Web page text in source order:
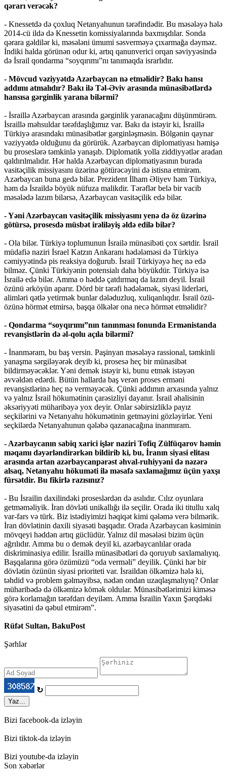
qərarı verəcək?
- Knessetdə də çoxluq Netanyahunun tərəfindədir. Bu məsələyə hələ
2014-cü ildə də Knessetin komissiyalarında baxmışdılar. Sonda
qərara gəldilər ki, məsələni ümumi səsverməyə çıxarmağa dəyməz.
İndiki halda görünən odur ki, artıq qanunverici orqan səviyyəsində
də İsrail qondarma “soyqırımı”nı tanımaqda israrlıdır.
- Mövcud vəziyyətdə Azərbaycan nə etməlidir? Bakı hansı
addımı atmalıdır? Bakı ilə Təl-Əviv arasında münasibətlərdə
hansısa gərginlik yarana bilərmi?
- İsraillə Azərbaycan arasında gərginlik yaranacağını düşünmürəm.
İsraillə məhsuldar tərəfdaşlığımız var. Bakı da istəyir ki, İsraillə
Türkiyə arasındakı münasibətlər gərginləşməsin. Bölgənin qaynar
vəziyyətdə olduğunu da görürük. Azərbaycan diplomatiyası həmişə
bu proseslərə təmkinlə yanaşıb. Diplomatik yolla ziddiyyətlər aradan
qaldırılmalıdır. Hər halda Azərbaycan diplomatiyasının burada
vasitəçilik missiyasını üzərinə götürəcəyini də istisna etmirəm.
Azərbaycan buna gedə bilər. Prezident İlham Əliyev həm Türkiyə,
həm də İsraildə böyük nüfuza malikdir. Tərəflər belə bir vacib
məsələdə lazım bilərsə, Azərbaycan vasitəçilik edə bilər.
- Yəni Azərbaycan vasitəçilik missiyasını yenə də öz üzərinə
götürsə, prosesdə müsbət irəliləyiş əldə edilə bilər?
- Ola bilər. Türkiyə toplumunun İsrailə münasibəti çox sərtdir. İsrail
müdafiə naziri İsrael Katzın Ankaranı hədələməsi də Türkiyə
cəmiyyətində pis reaksiya doğurub. İsrail Türkiyəyə heç nə edə
bilməz. Çünki Türkiyənin potensialı daha böyükdür. Türkiyə isə
İsrailə edə bilər. Amma o həddə çatdırmaq da lazım deyil. İsrail
özünü ərköyün aparır. Dörd bir tərəfi hədələmək, siyasi liderləri,
alimləri qətlə yetirmək bunlar dələduzluq, xuliqanlıqdır. İsrail özü-
özünə hörmət etmirsə, başqa ölkələr ona necə hörmət etməlidir?
- Qondarma “soyqırımı”nın tanınması fonunda Ermənistanda
revanşistlərin də əl-qolu açıla bilərmi?
- İnanməram, bu baş versin. Paşinyan məsələyə rassional, təmkinli
yanaşma sərgiləyərək deyib ki, prosesə heç bir münasibət
bildirməyəcəklər. Yəni demək istəyir ki, bunu etmək istəyən
əvvəldən edərdi. Bütün hallarda baş verən proses erməni
revanşistlərinə heç nə verməyəcək. Çünki addımın arxasında yalnız
və yalnız İsrail hökumətinin çarəsizliyi dayanır. İsrail əhalisinin
əksəriyyəti müharibəyə yox deyir. Onlar səbirsizliklə payız
seçkilərini və Netanyahu hökumətinin getməyini gözləyirlər. Yeni
seçkilərdə Netanyahunun qələbə qazanacağına inanmıram.
- Azərbaycanın sabiq xarici işlər naziri Tofiq Zülfüqarov həmin
məqamı dəyərləndirərkən bildirib ki, bu, İranın siyasi elitası
arasında artan azərbaycanpərəst əhval-ruhiyyəni də nəzərə
alsaq, Netanyahu hökuməti ilə məsafə saxlamağımız üçün yaxşı
fürsətdir. Bu fikirlə razısınız?
- Bu İsrailin daxilindəki proseslərdən də asılıdır. Cılız oyunlara
getməməliyik. İran dövləti unikallığı ilə seçilir. Orada iki titullu xalq
var-fars və türk. Biz istədiyimizi həqiqət kimi qələmə verə bilmərik.
İran dövlətinin daxili siyasəti başqadır. Orada Azərbaycan kəsiminin
mövqeyi həddən artıq güclüdür. Yalnız dil məsələsi bizim üçün
ağrılıdır. Amma bu o demək deyil ki, azərbaycanlılar orada
diskriminasiya edilir. İsraillə münasibətləri də qoruyub saxlamalıyıq.
Başqalarına görə özümüzü “oda verməli” deyilik. Çünki hər bir
dövlətin özünün siyasi prioriteti var. İsraildən ölkəmizə hələ ki,
təhdid və problem gəlməyibsə, nədən ondan uzaqlaşmalıyıq? Onlar
müharibədə də ölkəmizə kömək oldular. Münasibətlərimizi kiməsə
görə korlamağın tərəfdarı deyiləm. Amma İsrailin Yaxın Şərqdəki
siyasətini də qəbul etmirəm”.
Rüfət Sultan, BakuPost
Şərhlər
↻
Yaz...
Bizi facebook-da izləyin
Bizi tiktok-da izləyin
Bizi youtube-da izləyin
Son xəbərlər